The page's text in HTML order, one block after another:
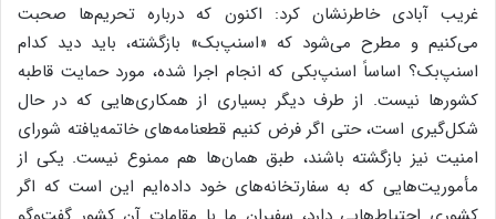
غریب آبادی خاطرنشان کرد: اکنون که درباره تحریم‌ها صحبت
می‌کنیم و مطرح می‌شود که «اسنپ‌بک» بازگشته، باید دید کدام
اسنپ‌بک؟ اساساً اسنپ‌بکی که انجام اجرا شده، مورد حمایت قاطبه
کشورها نیست. از طرف دیگر بسیاری از همکاری‌هایی که در حال
شکل‌گیری است، حتی اگر فرض کنیم قطعنامه‌های خاتمه‌یافته شورای
امنیت نیز بازگشته باشند، طبق همان‌ها هم ممنوع نیست. یکی از
مأموریت‌هایی که به سفارتخانه‌های خود داده‌ایم این است که اگر